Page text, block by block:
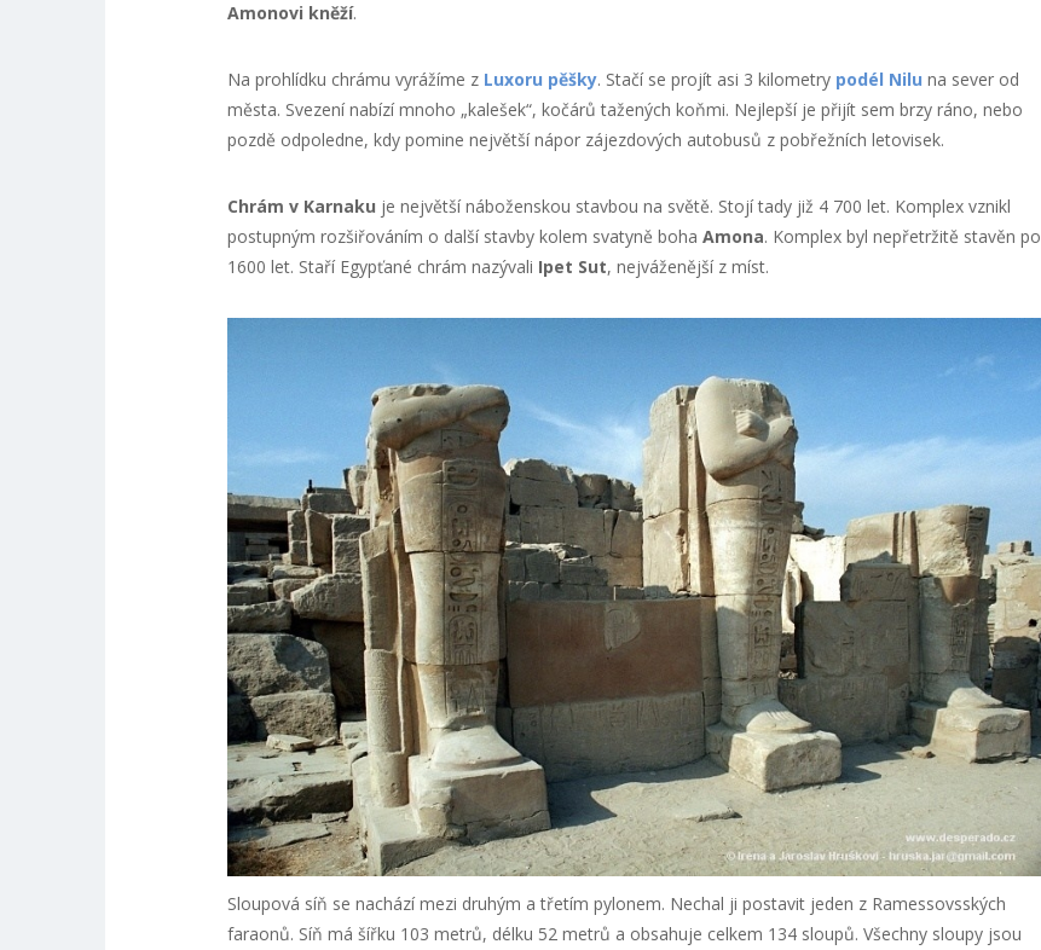
Amonovi kněží.
Na prohlídku chrámu vyrážíme z Luxoru pěšky. Stačí se projít asi 3 kilometry podél Nilu na sever od
města. Svezení nabízí mnoho „kalešek“, kočárů tažených koňmi. Nejlepší je přijít sem brzy ráno, nebo
pozdě odpoledne, kdy pomine největší nápor zájezdových autobusů z pobřežních letovisek.
Chrám v Karnaku je největší náboženskou stavbou na světě. Stojí tady již 4 700 let. Komplex vznikl
postupným rozšiřováním o další stavby kolem svatyně boha Amona. Komplex byl nepřetržitě stavěn po
1600 let. Staří Egypťané chrám nazývali Ipet Sut, nejváženější z míst.
Sloupová síň se nachází mezi druhým a třetím pylonem. Nechal ji postavit jeden z Ramessovsských
faraonů. Síň má šířku 103 metrů, délku 52 metrů a obsahuje celkem 134 sloupů. Všechny sloupy jsou